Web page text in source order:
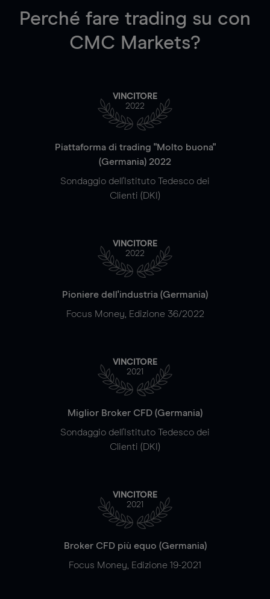
Perché fare trading su con
CMC Markets?
VINCITORE
2022
Piattaforma di trading "Molto buona"
(Germania) 2022
Sondaggio dell'Istituto Tedesco dei
Clienti (DKI)
VINCITORE
2022
Pioniere dell'industria (Germania)
Focus Money, Edizione 36/2022
VINCITORE
2021
Miglior Broker CFD (Germania)
Sondaggio dell'Istituto Tedesco dei
Clienti (DKI)
VINCITORE
2021
Broker CFD più equo (Germania)
Focus Money, Edizione 19-2021